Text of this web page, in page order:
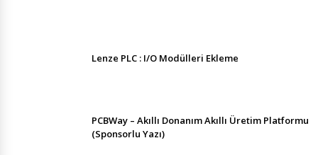
Lenze PLC : I/O Modülleri Ekleme
PCBWay – Akıllı Donanım Akıllı Üretim Platformu
(Sponsorlu Yazı)